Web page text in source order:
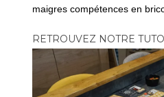
10 millions de ventes
pour Peak
maigres compétences en
RETROUVEZ NOTRE